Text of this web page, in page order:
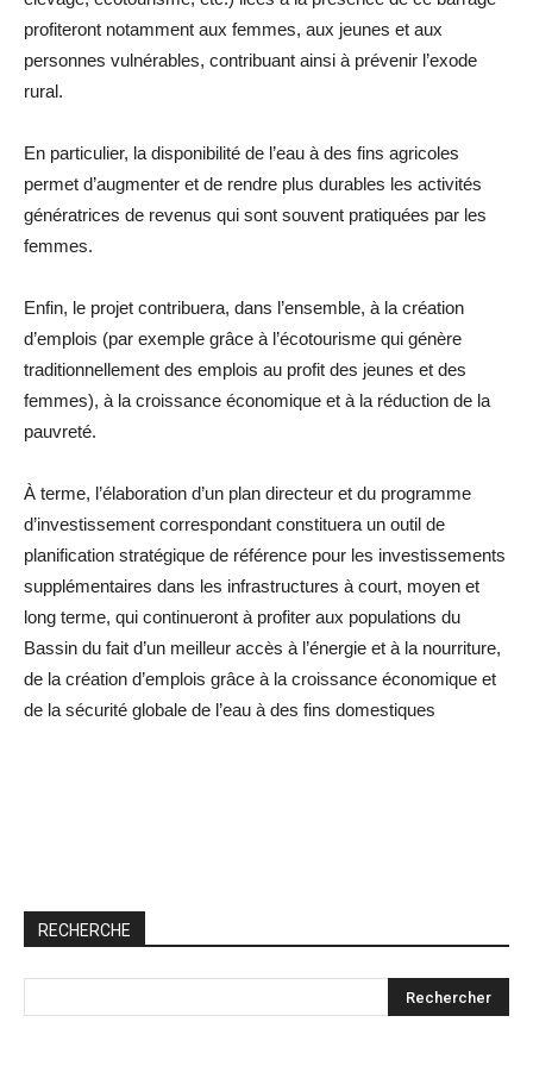
profiteront notamment aux femmes, aux jeunes et aux
personnes vulnérables, contribuant ainsi à prévenir l’exode
rural.
En particulier, la disponibilité de l’eau à des fins agricoles
permet d’augmenter et de rendre plus durables les activités
génératrices de revenus qui sont souvent pratiquées par les
femmes.
Enfin, le projet contribuera, dans l’ensemble, à la création
d’emplois (par exemple grâce à l’écotourisme qui génère
traditionnellement des emplois au profit des jeunes et des
femmes), à la croissance économique et à la réduction de la
pauvreté.
À terme, l’élaboration d’un plan directeur et du programme
d’investissement correspondant constituera un outil de
planification stratégique de référence pour les investissements
supplémentaires dans les infrastructures à court, moyen et
long terme, qui continueront à profiter aux populations du
Bassin du fait d’un meilleur accès à l’énergie et à la nourriture,
de la création d’emplois grâce à la croissance économique et
de la sécurité globale de l’eau à des fins domestiques
RECHERCHE